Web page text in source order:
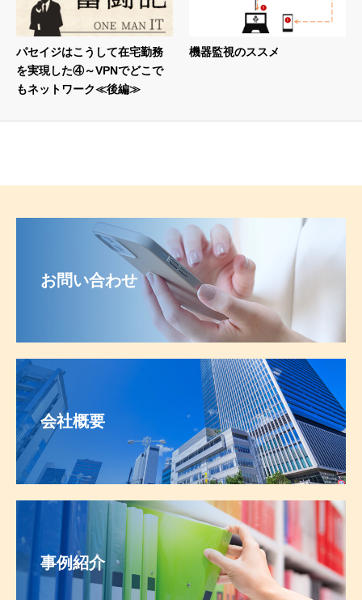
パセイジはこうして在宅勤務
を実現した④～VPNでどこで
もネットワーク≪後編≫
機器監視のススメ
お問い合わせ
会社概要
事例紹介